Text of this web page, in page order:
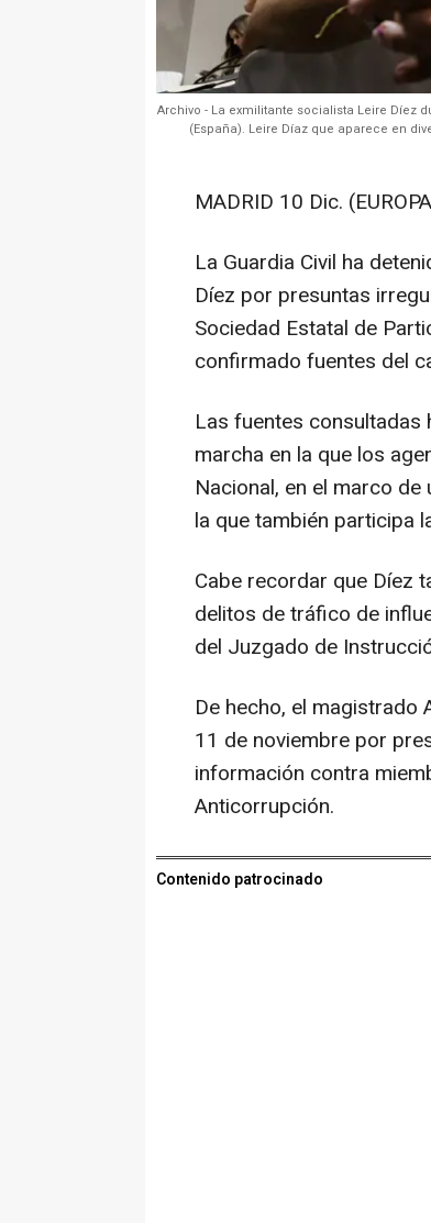
Archivo - La exmilitante socialista Leire Díez
(España). Leire Díaz que aparece en
MADRID 10 Dic.
La Guardia Civil ha
Díez por presuntas
Sociedad Estatal de
confirmado fuentes del
Las fuentes consultadas
marcha en la que los
Nacional, en el marco
la que también participa
Cabe recordar que Díez
delitos de tráfico de
del Juzgado de
De hecho, el
11 de noviembre por
información contra
Anticorrupción.
Contenido patrocinado